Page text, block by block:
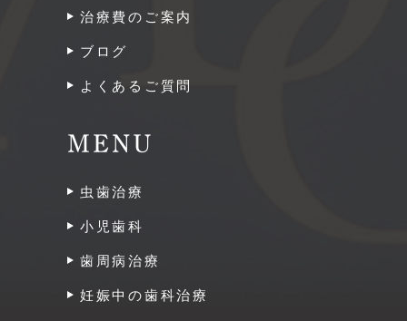
治療費のご案内
ブログ
よくあるご質問
MENU
虫歯治療
小児歯科
歯周病治療
妊娠中の歯科治療